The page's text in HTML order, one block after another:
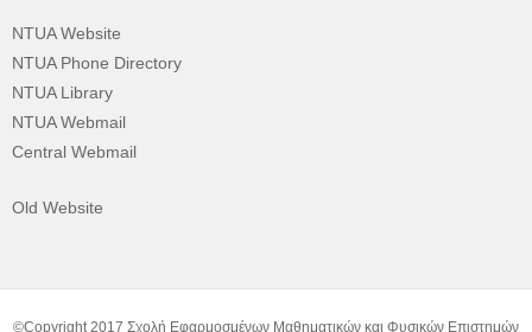
NTUA Website
NTUA Phone Directory
NTUA Library
NTUA Webmail
Central Webmail
Old Website
©Copyright 2017 Σχολή Εφαρμοσμένων Μαθηματικών και Φυσικών Επιστημών